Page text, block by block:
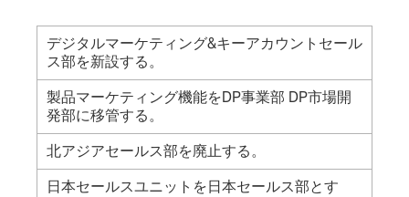
デジタルマーケティング&キーアカウントセール
ス部を新設する。
製品マーケティング機能をDP事業部 DP市場開
発部に移管する。
北アジアセールス部を廃止する。
日本セールスユニットを日本セールス部とす